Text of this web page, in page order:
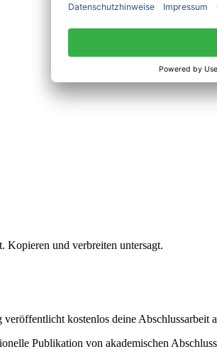
Kopieren und verbreiten untersagt.
kostenlos deine Abschlussarbeit
Publikation von akademischen